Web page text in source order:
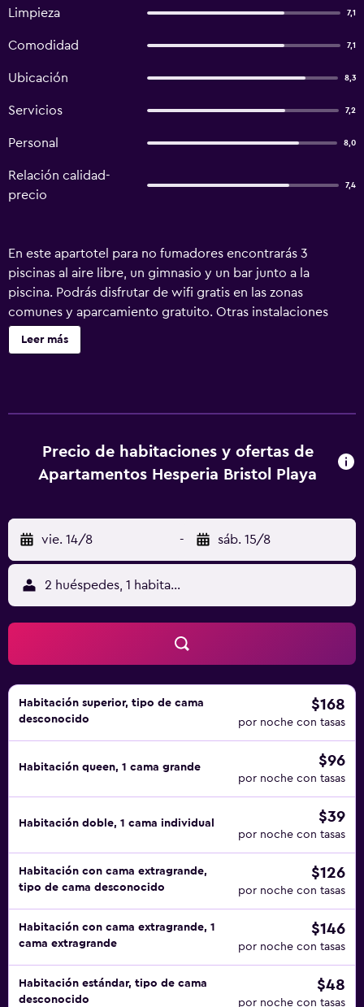
Limpieza 7,1
Comodidad 7,1
Ubicación 8,3
Servicios 7,2
Personal 8,0
Relación calidad-
precio
7,4
En este apartotel para no fumadores encontrarás 3
piscinas al aire libre, un gimnasio y un bar junto a la
piscina. Podrás disfrutar de wifi gratis en las zonas
comunes y aparcamiento gratuito. Otras instalaciones
incluyen un bar-cafetería, una piscina infantil y servicio de
tintorería. Cada apartamento cuenta con cocina con placa
alojamientos, con acceso por pasillos exteriores y secador
de pelo y cortinas opacas. Las habitaciones disponen de
de cocina, microondas y utensilios de cocina. Los baños
están equipados con ducha con cabezal de ducha tipo
lluvia. Este apartotel en La Oliva ofrece acceso a Internet
wifi gratis. Los servicios para las personas de negocios
incluyen escritorio y teléfono. En el alojamiento hay 3
piscinas al aire libre además de piscina infantil. Otros
servicios de ocio y esparcimiento incluyen gimnasio. Se
pueden practicar las actividades de ocio y esparcimiento
que se indican más abajo en las instalaciones o cerca del
alojamiento (es posible que se aplique un recargo).
Leer más
Precio de habitaciones y ofertas de
Apartamentos Hesperia Bristol Playa
vie. 14/8 - sáb. 15/8
2 huéspedes, 1 habitación
Habitación superior, tipo de cama
desconocido
$168
por noche con tasas
Habitación queen, 1 cama grande $96
por noche con tasas
Habitación doble, 1 cama individual $39
por noche con tasas
Habitación con cama extragrande,
tipo de cama desconocido
$126
por noche con tasas
Habitación con cama extragrande, 1
cama extragrande
$146
por noche con tasas
Habitación estándar, tipo de cama
desconocido
$48
por noche con tasas